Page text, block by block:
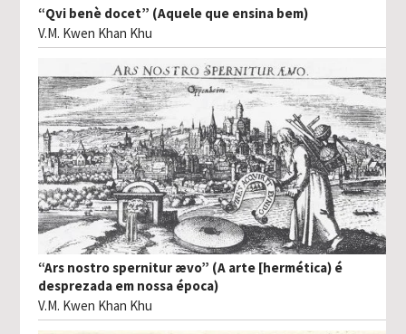
“Qvi benè docet” (Aquele que ensina bem)
V.M. Kwen Khan Khu
“Ars nostro spernitur ævo” (A arte [hermética) é
desprezada em nossa época)
V.M. Kwen Khan Khu